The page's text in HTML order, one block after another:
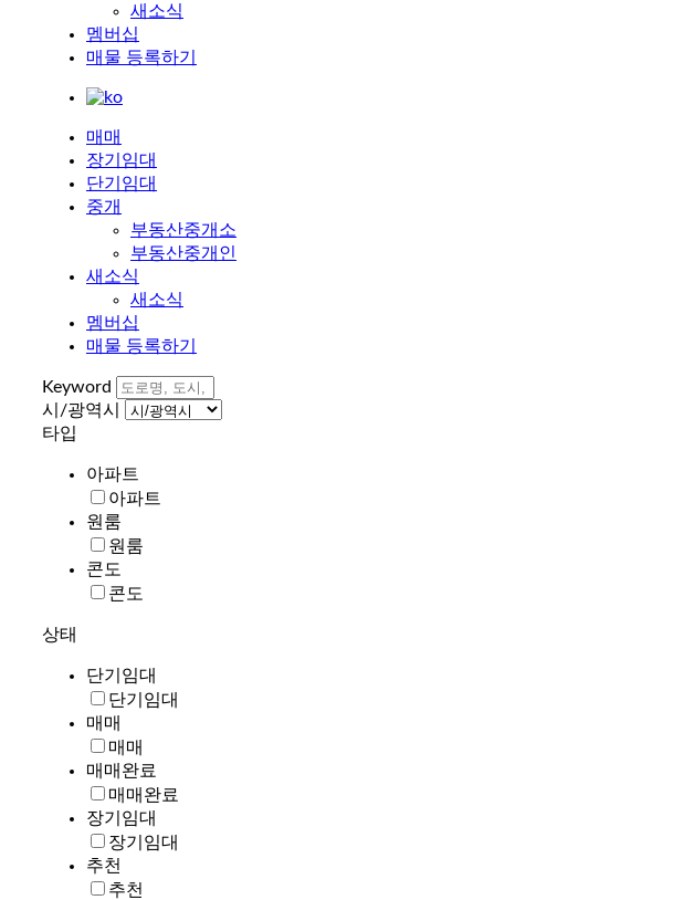
새소식
멤버십
매물 등록하기
매매
장기임대
단기임대
중개
부동산중개소
부동산중개인
새소식
새소식
멤버십
매물 등록하기
Keyword
시/광역시
타입
아파트
아파트
원룸
원룸
콘도
콘도
상태
단기임대
단기임대
매매
매매
매매완료
매매완료
장기임대
장기임대
추천
추천